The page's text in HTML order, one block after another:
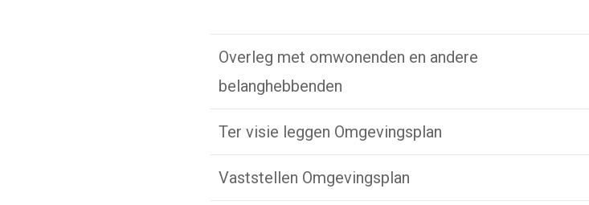
Overleg met omwonenden en andere
belanghebbenden
Ter visie leggen Omgevingsplan
Vaststellen Omgevingsplan